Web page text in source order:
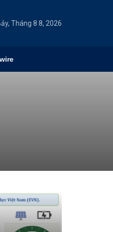
Tháng 8 8, 2026